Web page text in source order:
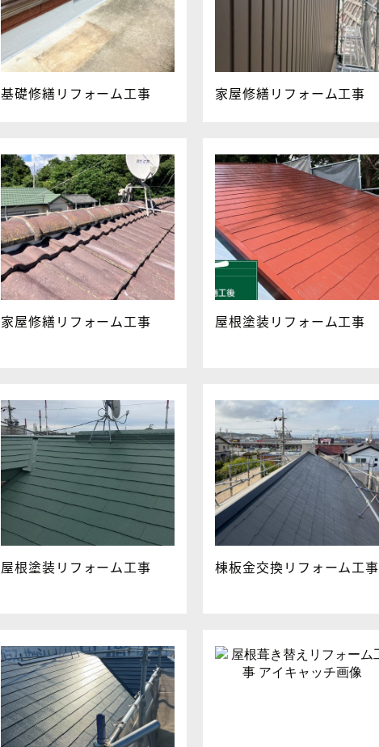
基礎修繕リフォーム工事 家屋修繕リフォーム工事
家屋修繕リフォーム工事 屋根塗装リフォーム工事
屋根塗装リフォーム工事 棟板金交換リフォーム工事